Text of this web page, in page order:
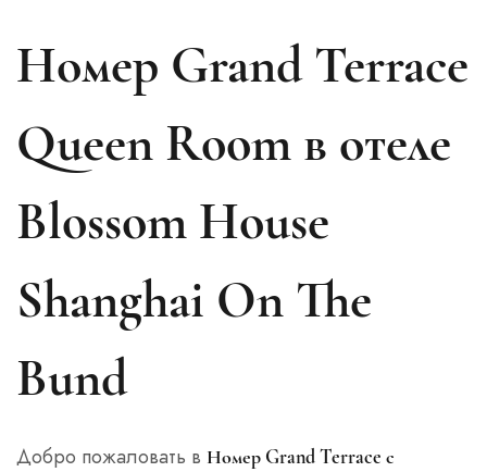
Номер Grand Terrace
Queen Room в отеле
Blossom House
Shanghai On The
Bund
Добро пожаловать в Номер Grand Terrace с